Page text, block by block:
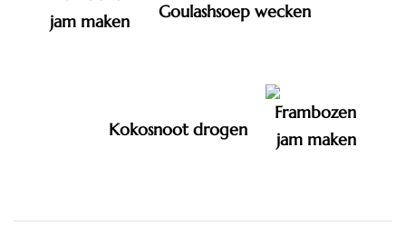
Goulashsoep wecken
Kokosnoot drogen